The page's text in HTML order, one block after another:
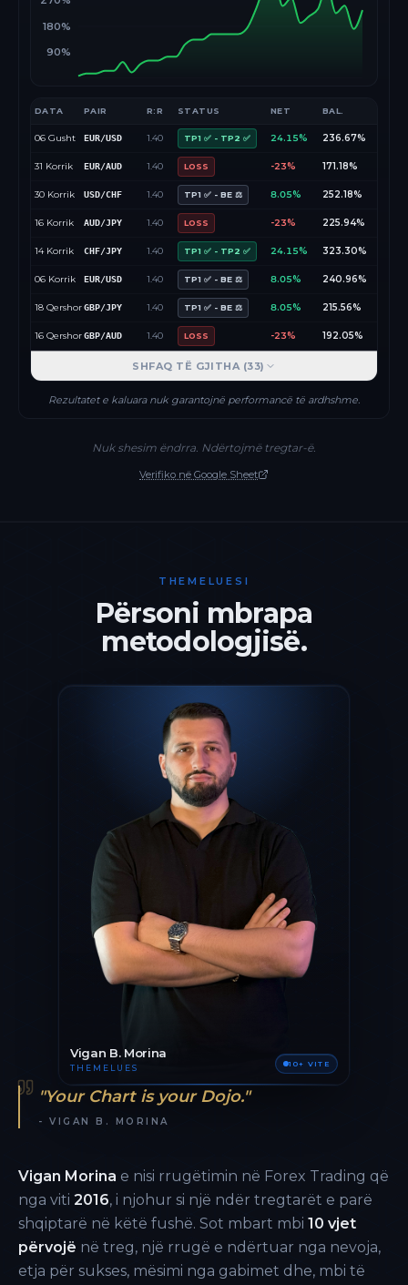
90%
180%
DATA PAIR R:R STATUS NET BAL.
06 Gusht EUR/USD 1.40 TP1 ✅ - TP2 ✅ 24.15% 236.67%
31 Korrik EUR/AUD 1.40 LOSS -23% 171.18%
30 Korrik USD/CHF 1.40 TP1 ✅ - BE ⚖️ 8.05% 252.18%
16 Korrik AUD/JPY 1.40 LOSS -23% 225.94%
14 Korrik CHF/JPY 1.40 TP1 ✅ - TP2 ✅ 24.15% 323.30%
06 Korrik EUR/USD 1.40 TP1 ✅ - BE ⚖️ 8.05% 240.96%
18 QershorGBP/JPY 1.40 TP1 ✅ - BE ⚖️ 8.05% 215.56%
16 QershorGBP/AUD 1.40 LOSS -23% 192.05%
SHFAQ TË GJITHA (33)
Rezultatet e kaluara nuk garantojnë performancë të ardhshme.
Nuk shesim ëndrra. Ndërtojmë tregtar-ë.
Verifiko në Google Sheet
THEMELUESI
Përsoni mbrapa
metodologjisë.
Vigan B. Morina
THEMELUES 10+ VITE
"Your Chart is your Dojo."
- VIGAN B. MORINA
Vigan Morina e nisi rrugëtimin në Forex Trading që
nga viti 2016, i njohur si një ndër tregtarët e parë
shqiptarë në këtë fushë. Sot mbart mbi 10 vjet
përvojë në treg, një rrugë e ndërtuar nga nevoja,
etja për sukses, mësimi nga gabimet dhe, mbi të